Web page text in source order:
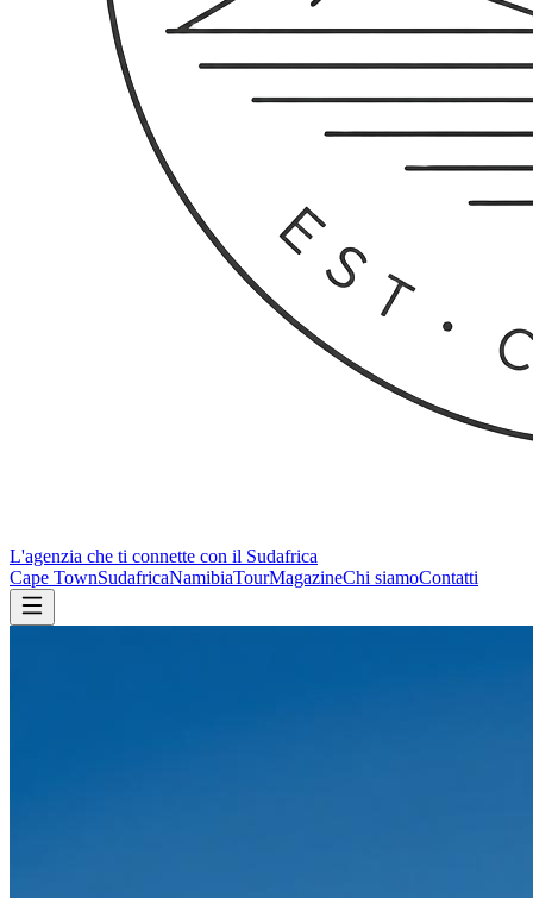
L'agenzia che ti connette con il Sudafrica
Cape TownSudafricaNamibiaTourMagazineChi siamoContatti